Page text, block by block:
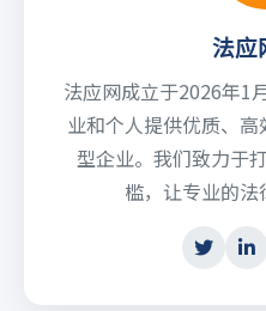
法应
法应网成立于2026年1
业和个人提供优质、
型企业。我们致力于
槛，让专业的法